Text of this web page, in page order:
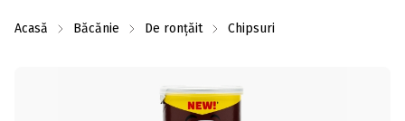
Acasă Băcănie De ronțăit Chipsuri